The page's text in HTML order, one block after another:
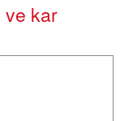
ve kar